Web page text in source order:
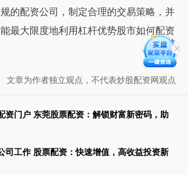
的配资公司，制定合理的交易策略，并
最大限度地利用杠杆优势股市如何配资
文章为作者独立观点，不代表炒股配资网观点
资门户 东莞股票配资：解锁财富新密码，助
司工作 股票配资：快速增值，高收益投资新